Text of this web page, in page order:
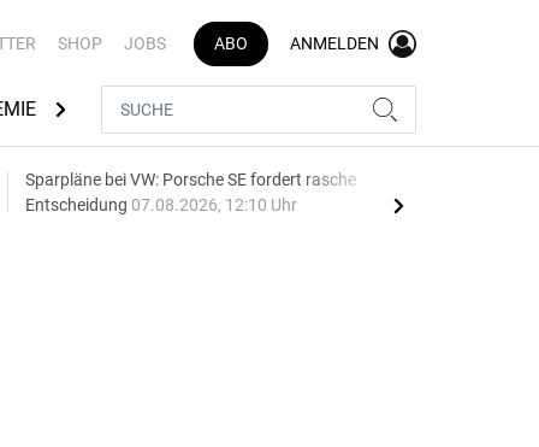
SHOP JOBS ABO ANMELDEN
AUTOMARKEN
Sparpläne bei VW: Porsche SE fordert rasche
Entscheidung 07.08.2026, 12:10 Uhr